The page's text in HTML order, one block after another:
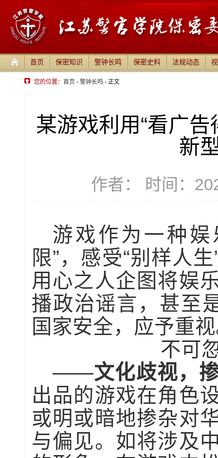
首页 保密知识 警钟长鸣 保密史料 法规动态
您的位置： 首页 - 警钟长鸣 - 正文
某游戏利用“看广
新
作者： 时间：
游戏作为一种
限”，感受“别样人
用心之人企图将娱
播政治谣言，甚至
国家安全，应予重
不可
——文化歧视，
出品的游戏在角色
或明或暗地掺杂对
与偏见。如将涉及